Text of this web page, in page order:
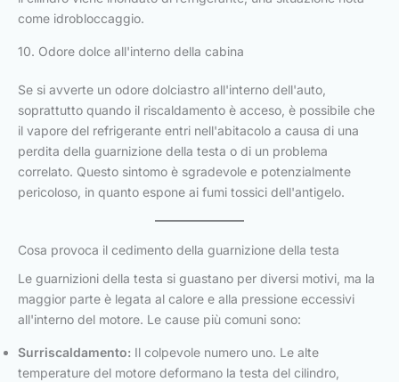
come idrobloccaggio.
10. Odore dolce all'interno della cabina
Se si avverte un odore dolciastro all'interno dell'auto,
soprattutto quando il riscaldamento è acceso, è possibile che
il vapore del refrigerante entri nell'abitacolo a causa di una
perdita della guarnizione della testa o di un problema
correlato. Questo sintomo è sgradevole e potenzialmente
pericoloso, in quanto espone ai fumi tossici dell'antigelo.
Cosa provoca il cedimento della guarnizione della testa
Le guarnizioni della testa si guastano per diversi motivi, ma la
maggior parte è legata al calore e alla pressione eccessivi
all'interno del motore. Le cause più comuni sono:
Surriscaldamento: Il colpevole numero uno. Le alte
temperature del motore deformano la testa del cilindro,